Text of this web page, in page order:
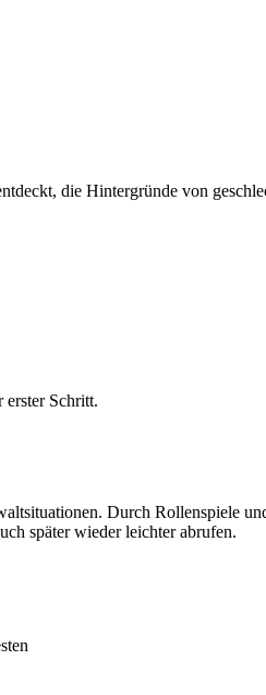
die Hintergründe von
erster Schritt.
Durch Rollenspiele
später wieder leichter abrufen.